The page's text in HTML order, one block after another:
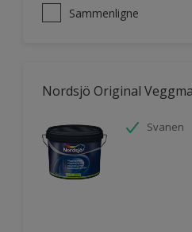
Sammenligne
Nordsjö Original
Svanen